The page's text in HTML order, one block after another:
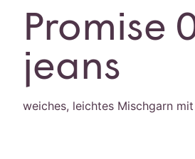
Promise
jeans
weiches, leichtes Mischgarn